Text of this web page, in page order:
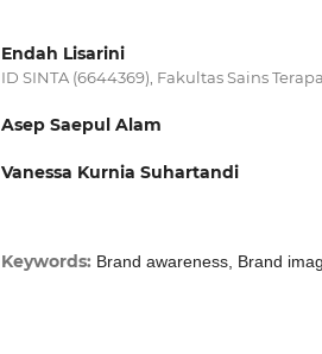
Endah Lisarini
ID SINTA (6644369), Fakultas Sains
Asep Saepul Alam
Vanessa Kurnia Suhartandi
Keywords: Brand awareness, Brand